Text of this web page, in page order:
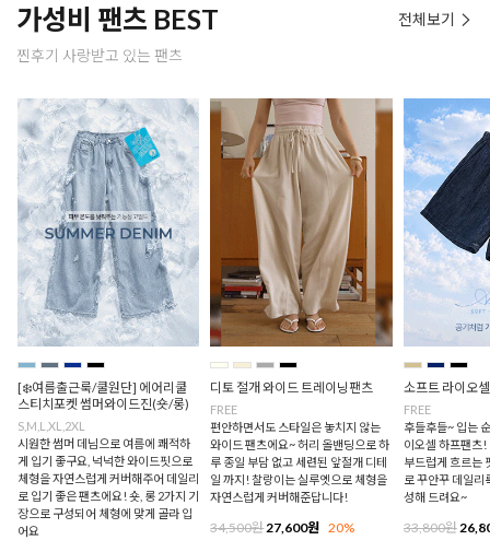
가성비 팬츠 BEST
찐후기 사랑받고 있는 팬츠
전체보기
[❄️여름출근룩/쿨원단] 에어리쿨
스티치포켓 썸머와이드진(숏/롱)
S,M,L,XL,2XL
시원한 썸머 데님으로 여름에 쾌적하
게 입기 좋구요, 넉넉한 와이드핏으로
체형을 자연스럽게 커버해주어 데일리
로 입기 좋은 팬츠에요! 숏, 롱 2가지 기
장으로 구성되어 체형에 맞게 골라 입
어요
디토 절개 와이드 트레이닝팬츠
FREE
편안하면서도 스타일은 놓치지 않는
와이드 팬츠에요~ 허리 올밴딩으로 하
루 종일 부담 없고 세련된 앞절개 디테
일 까지! 찰랑이는 실루엣으로 체형을
자연스럽게 커버해준답니다!
34,500원27,600원 20%
소프트 라이오
FREE
후들후들~ 입는
이오셀 하프팬츠!
부드럽게 흐르는
로 꾸안꾸 데일리
성해 드려요~
33,800원